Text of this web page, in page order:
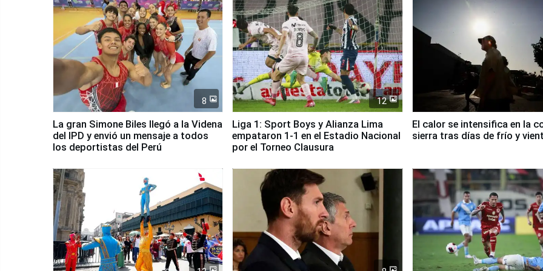
8
La gran Simone Biles llegó a la Videna
del IPD y envió un mensaje a todos
los deportistas del Perú
12
Liga 1: Sport Boys y Alianza Lima
empataron 1-1 en el Estadio Nacional
por el Torneo Clausura
El calor se intensifica en la
sierra tras días de frío y